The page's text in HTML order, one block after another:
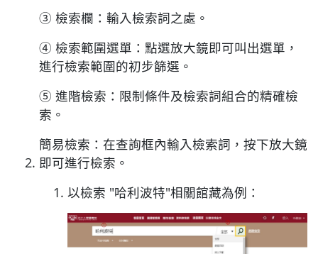
③ 檢索欄：輸入檢索詞之處。
④ 檢索範圍選單：點選放大鏡即可叫出選單，
進行檢索範圍的初步篩選。
⑤ 進階檢索：限制條件及檢索詞組合的精確檢
索。
簡易檢索：在查詢框內輸入檢索詞，按下放大鏡
即可進行檢索。
以檢索 "哈利波特"相關館藏為例：